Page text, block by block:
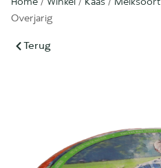
Overjarig
Terug